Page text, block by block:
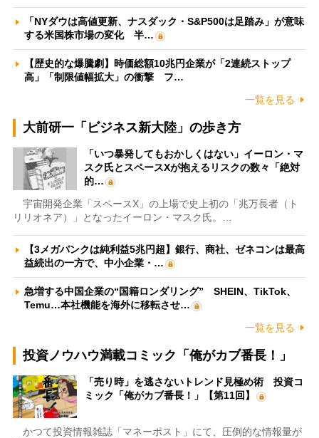
「NYダウは高値更新、ナスダック・S&P500は足踏み」が意味
する米国株市場の変化 半…
【歴史的な爆騰劇】時価総額10兆円企業が「2連続ストップ
高」「制限値幅拡大」の衝撃 フ…
一覧を見る
大前研一「ビジネス新大陸」の歩き方
「いつ暴発してもおかしくはない」イーロン・マ
スク氏とスペースXが抱えるリスクの数々「絶対
的…
宇宙開発企業「スペースX」の上場で史上初の「兆万長者（ト
リリオネア）」となったイーロン・マスク氏。…
【3メガバンクは純利益5兆円超】銀行、商社、ゼネコンは最高
益続出の一方で、中小企業・…
急増する中国企業の“国籍ロンダリング” SHEIN、TikTok、
Temu…本社機能を海外に移転させ…
一覧を見る
投資ノウハウ満載コミック「俺がカブ番長！」
「売り時」を逃さないトレンド見極め術 投資コ
ミック「俺がカブ番長！」【第11回】
かつて投資情報雑誌「マネーポスト」にて、圧倒的な情報量が